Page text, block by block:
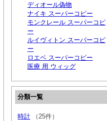
ディオール偽物
ナイキ スーパーコピー
モンクレール スーパーコピ
ー
ルイヴィトン スーパーコピ
ー
ロエベ スーパーコピー
医療 用 ウィッグ
分類一覧
時計 （25件）